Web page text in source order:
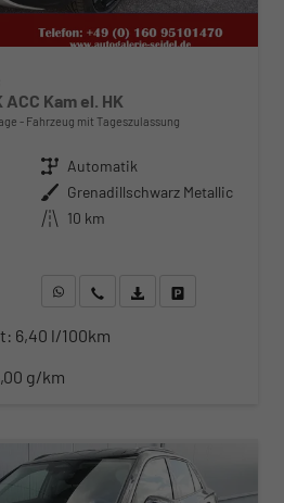
ACC Kam el. HK
Fahrzeug mit Tageszulassung
Getriebe Automatik
Außenfarbe Grenadillschwarz Metallic
Kilometerstand 10 km
WhatsApp anfragen
Wir rufen Sie anFahrzeugexposé (PDF)
6,40 l/100km
g/km